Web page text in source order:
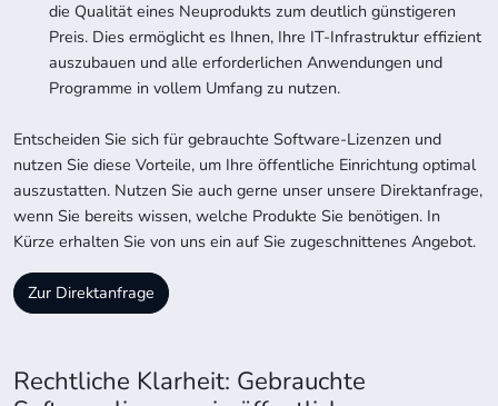
die Qualität eines Neuprodukts zum deutlich günstigeren
Preis. Dies ermöglicht es Ihnen, Ihre IT-Infrastruktur effizient
auszubauen und alle erforderlichen Anwendungen und
Programme in vollem Umfang zu nutzen.
Entscheiden Sie sich für gebrauchte Software-Lizenzen und
nutzen Sie diese Vorteile, um Ihre öffentliche Einrichtung optimal
auszustatten. Nutzen Sie auch gerne unser unsere Direktanfrage,
wenn Sie bereits wissen, welche Produkte Sie benötigen. In
Kürze erhalten Sie von uns ein auf Sie zugeschnittenes Angebot.
Zur Direktanfrage
Rechtliche Klarheit: Gebrauchte